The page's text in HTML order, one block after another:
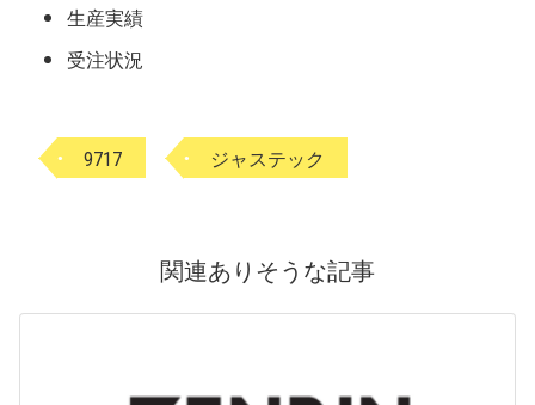
生産実績
受注状況
9717 ジャステック
関連ありそうな記事